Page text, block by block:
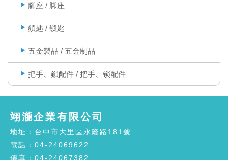
腳座 / 脚座
鎖匙 / 锁匙
五金製品 / 五金制品
把手、鎖配件 / 把手、锁配件
翊瀧企業有限公司
地址：台中市大里區永隆路181號
電話：04-24069622
傳真：04-24067382